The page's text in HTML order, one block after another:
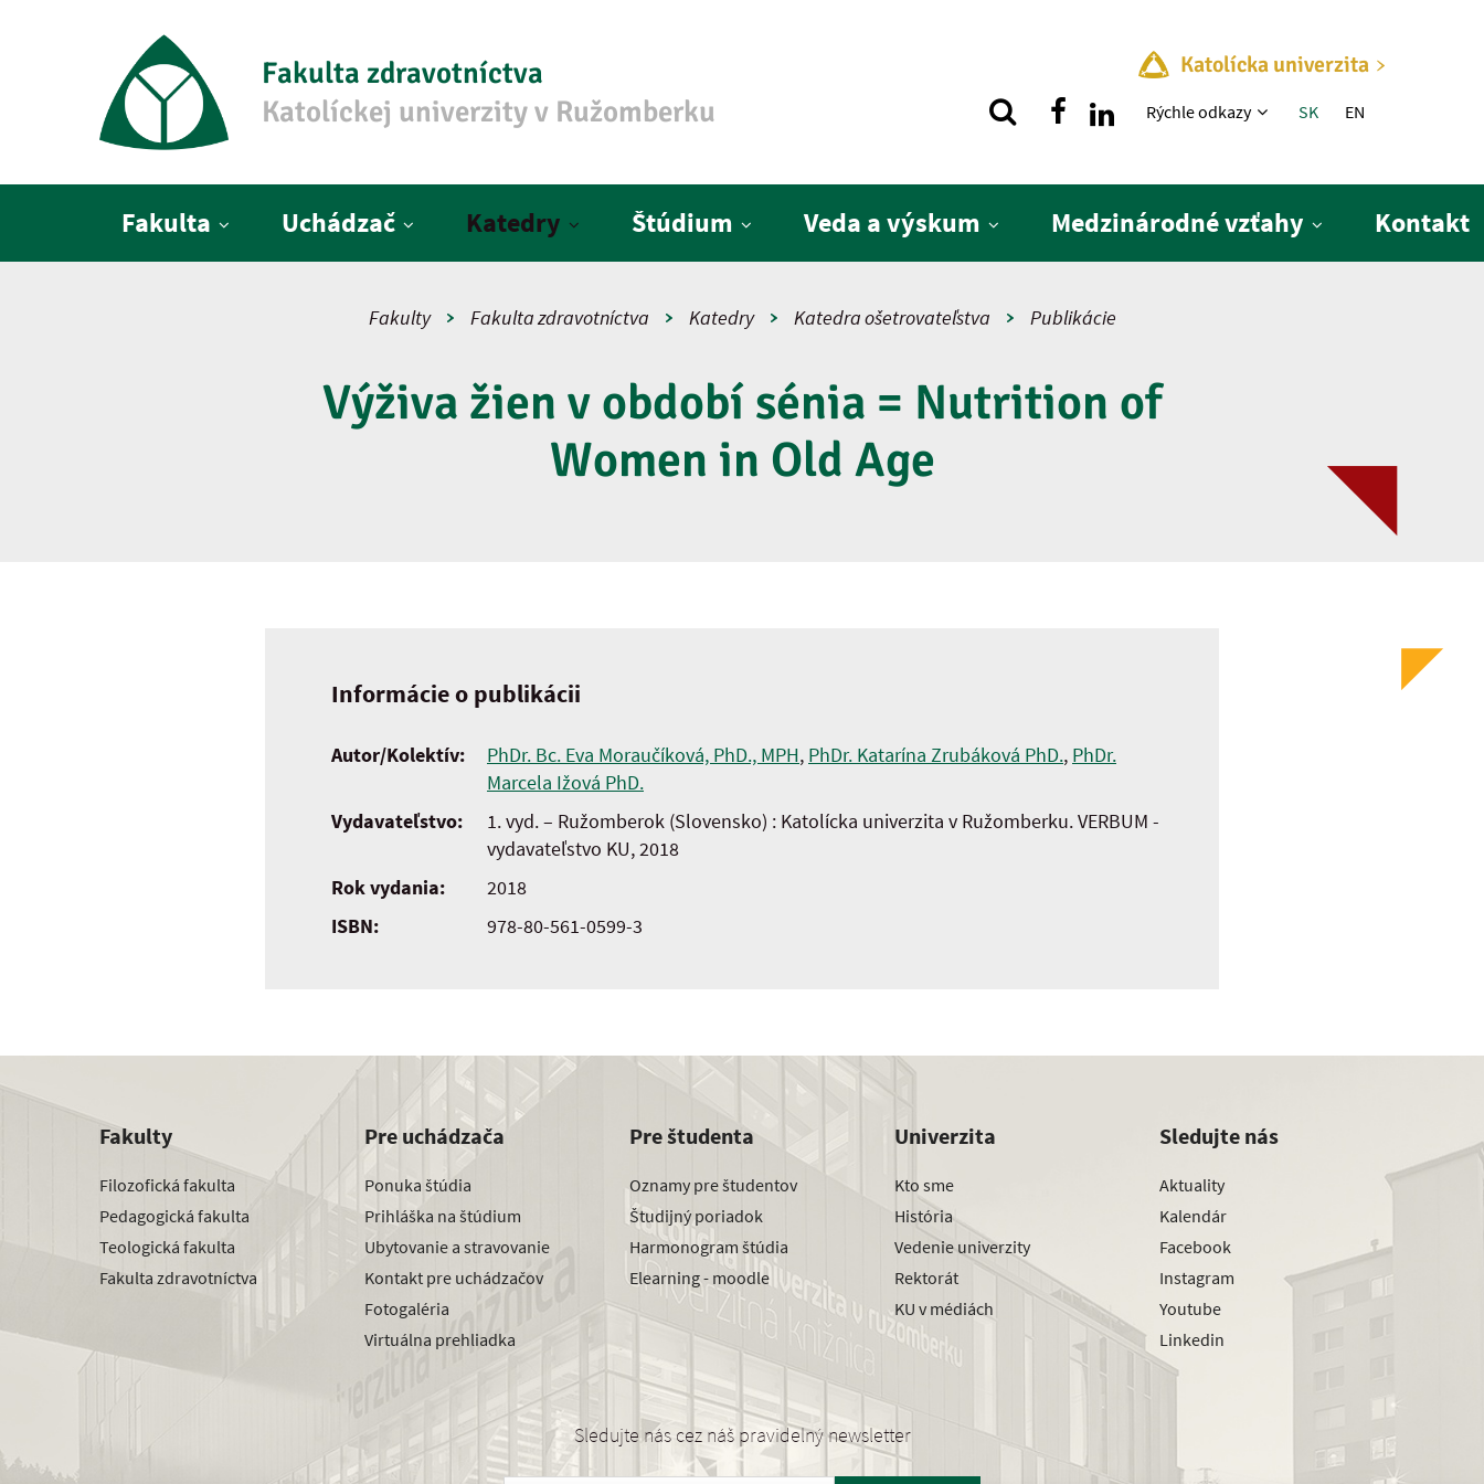
Fakulta zdravotníctva
Katolíckej univerzity v Ružomberku
Katolícka univerzita
Rýchle menu
Rýchle odkazy SK EN
Fakulta Uchádzač Katedry Štúdium Veda a výskum Medzinárodné vzťahy Kontakt
Fakulty Fakulta zdravotníctva Katedry Katedra ošetrovateľstva Publikácie
Výživa žien v období sénia = Nutrition of
Women in Old Age
Informácie o publikácii
Autor/Kolektív: PhDr. Bc. Eva Moraučíková, PhD., MPH, PhDr. Katarína Zrubáková PhD., PhDr.
Marcela Ižová PhD.
Vydavateľstvo:
1. vyd. – Ružomberok (Slovensko) : Katolícka univerzita v Ružomberku. VERBUM -
vydavateľstvo KU, 2018
Rok vydania:
2018
ISBN:
978-80-561-0599-3
Fakulty
Filozofická fakulta
Pedagogická fakulta
Teologická fakulta
Fakulta zdravotníctva
Pre uchádzača
Ponuka štúdia
Prihláška na štúdium
Ubytovanie a stravovanie
Kontakt pre uchádzačov
Fotogaléria
Virtuálna prehliadka
Pre študenta
Oznamy pre študentov
Študijný poriadok
Harmonogram štúdia
Elearning - moodle
Univerzita
Kto sme
História
Vedenie univerzity
Rektorát
KU v médiách
Sledujte nás
Aktuality
Kalendár
Facebook
Instagram
Youtube
Linkedin
Sledujte nás cez náš pravidelný newsletter